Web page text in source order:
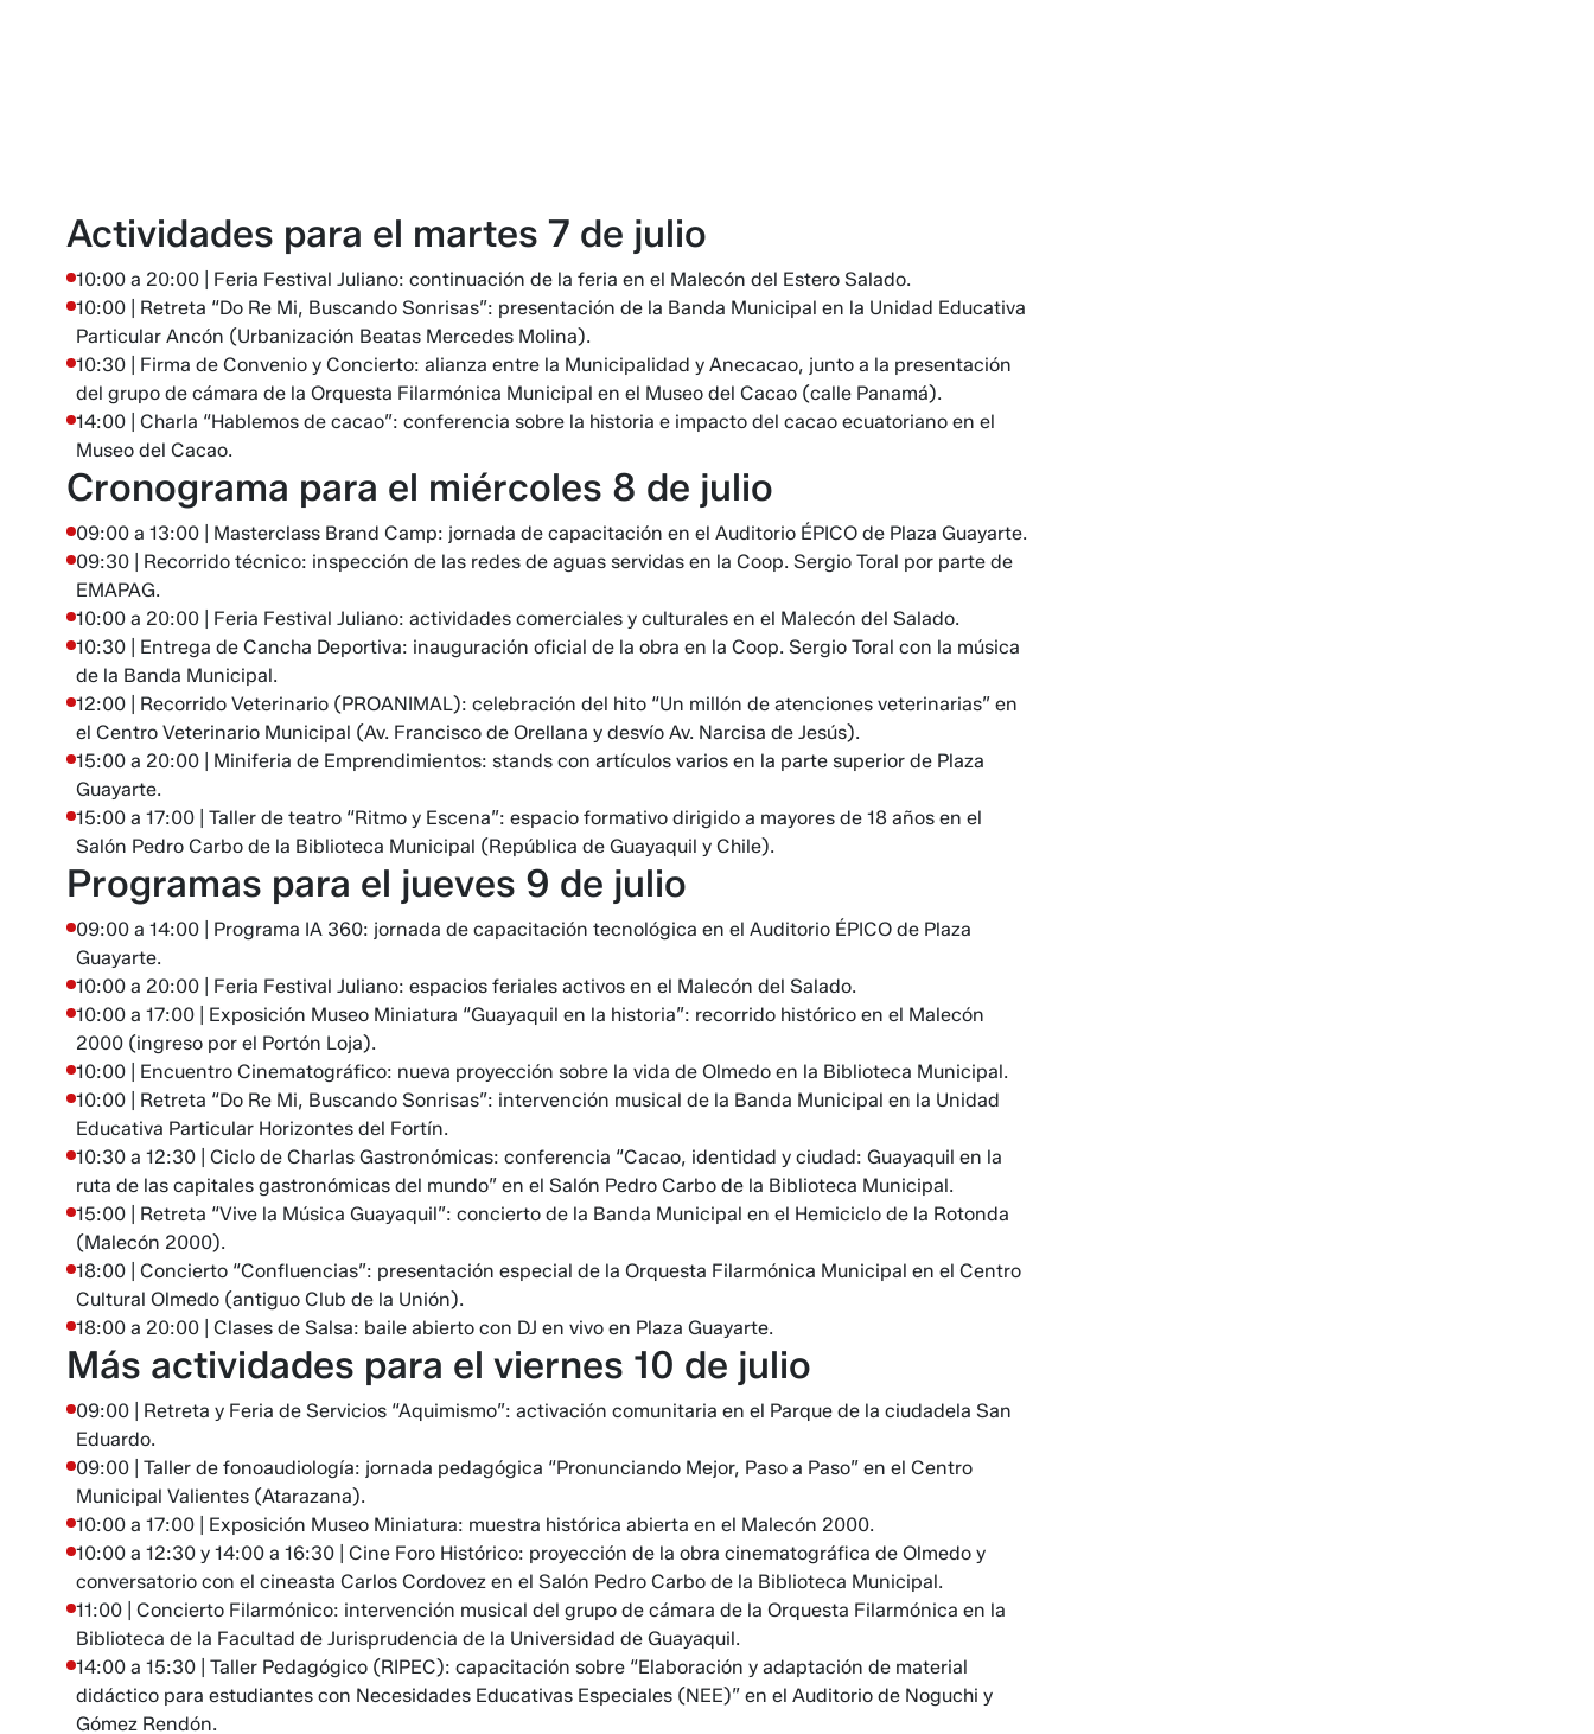
Actividades para el martes 7 de julio
10:00 a 20:00 | Feria Festival Juliano: continuación de la feria en el Malecón del Estero Salado.
10:00 | Retreta “Do Re Mi, Buscando Sonrisas”: presentación de la Banda Municipal en la Unidad Educativa
Particular Ancón (Urbanización Beatas Mercedes Molina).
10:30 | Firma de Convenio y Concierto: alianza entre la Municipalidad y Anecacao, junto a la presentación
del grupo de cámara de la Orquesta Filarmónica Municipal en el Museo del Cacao (calle Panamá).
14:00 | Charla “Hablemos de cacao”: conferencia sobre la historia e impacto del cacao ecuatoriano en el
Museo del Cacao.
Cronograma para el miércoles 8 de julio
09:00 a 13:00 | Masterclass Brand Camp: jornada de capacitación en el Auditorio ÉPICO de Plaza Guayarte.
09:30 | Recorrido técnico: inspección de las redes de aguas servidas en la Coop. Sergio Toral por parte de
EMAPAG.
10:00 a 20:00 | Feria Festival Juliano: actividades comerciales y culturales en el Malecón del Salado.
10:30 | Entrega de Cancha Deportiva: inauguración oficial de la obra en la Coop. Sergio Toral con la música
de la Banda Municipal.
12:00 | Recorrido Veterinario (PROANIMAL): celebración del hito “Un millón de atenciones veterinarias” en
el Centro Veterinario Municipal (Av. Francisco de Orellana y desvío Av. Narcisa de Jesús).
15:00 a 20:00 | Miniferia de Emprendimientos: stands con artículos varios en la parte superior de Plaza
Guayarte.
15:00 a 17:00 | Taller de teatro “Ritmo y Escena”: espacio formativo dirigido a mayores de 18 años en el
Salón Pedro Carbo de la Biblioteca Municipal (República de Guayaquil y Chile).
Programas para el jueves 9 de julio
09:00 a 14:00 | Programa IA 360: jornada de capacitación tecnológica en el Auditorio ÉPICO de Plaza
Guayarte.
10:00 a 20:00 | Feria Festival Juliano: espacios feriales activos en el Malecón del Salado.
10:00 a 17:00 | Exposición Museo Miniatura “Guayaquil en la historia”: recorrido histórico en el Malecón
2000 (ingreso por el Portón Loja).
10:00 | Encuentro Cinematográfico: nueva proyección sobre la vida de Olmedo en la Biblioteca Municipal.
10:00 | Retreta “Do Re Mi, Buscando Sonrisas”: intervención musical de la Banda Municipal en la Unidad
Educativa Particular Horizontes del Fortín.
10:30 a 12:30 | Ciclo de Charlas Gastronómicas: conferencia “Cacao, identidad y ciudad: Guayaquil en la
ruta de las capitales gastronómicas del mundo” en el Salón Pedro Carbo de la Biblioteca Municipal.
15:00 | Retreta “Vive la Música Guayaquil”: concierto de la Banda Municipal en el Hemiciclo de la Rotonda
(Malecón 2000).
18:00 | Concierto “Confluencias”: presentación especial de la Orquesta Filarmónica Municipal en el Centro
Cultural Olmedo (antiguo Club de la Unión).
18:00 a 20:00 | Clases de Salsa: baile abierto con DJ en vivo en Plaza Guayarte.
Más actividades para el viernes 10 de julio
09:00 | Retreta y Feria de Servicios “Aquimismo”: activación comunitaria en el Parque de la ciudadela San
Eduardo.
09:00 | Taller de fonoaudiología: jornada pedagógica “Pronunciando Mejor, Paso a Paso” en el Centro
Municipal Valientes (Atarazana).
10:00 a 17:00 | Exposición Museo Miniatura: muestra histórica abierta en el Malecón 2000.
10:00 a 12:30 y 14:00 a 16:30 | Cine Foro Histórico: proyección de la obra cinematográfica de Olmedo y
conversatorio con el cineasta Carlos Cordovez en el Salón Pedro Carbo de la Biblioteca Municipal.
11:00 | Concierto Filarmónico: intervención musical del grupo de cámara de la Orquesta Filarmónica en la
Biblioteca de la Facultad de Jurisprudencia de la Universidad de Guayaquil.
14:00 a 15:30 | Taller Pedagógico (RIPEC): capacitación sobre “Elaboración y adaptación de material
didáctico para estudiantes con Necesidades Educativas Especiales (NEE)” en el Auditorio de Noguchi y
Gómez Rendón.